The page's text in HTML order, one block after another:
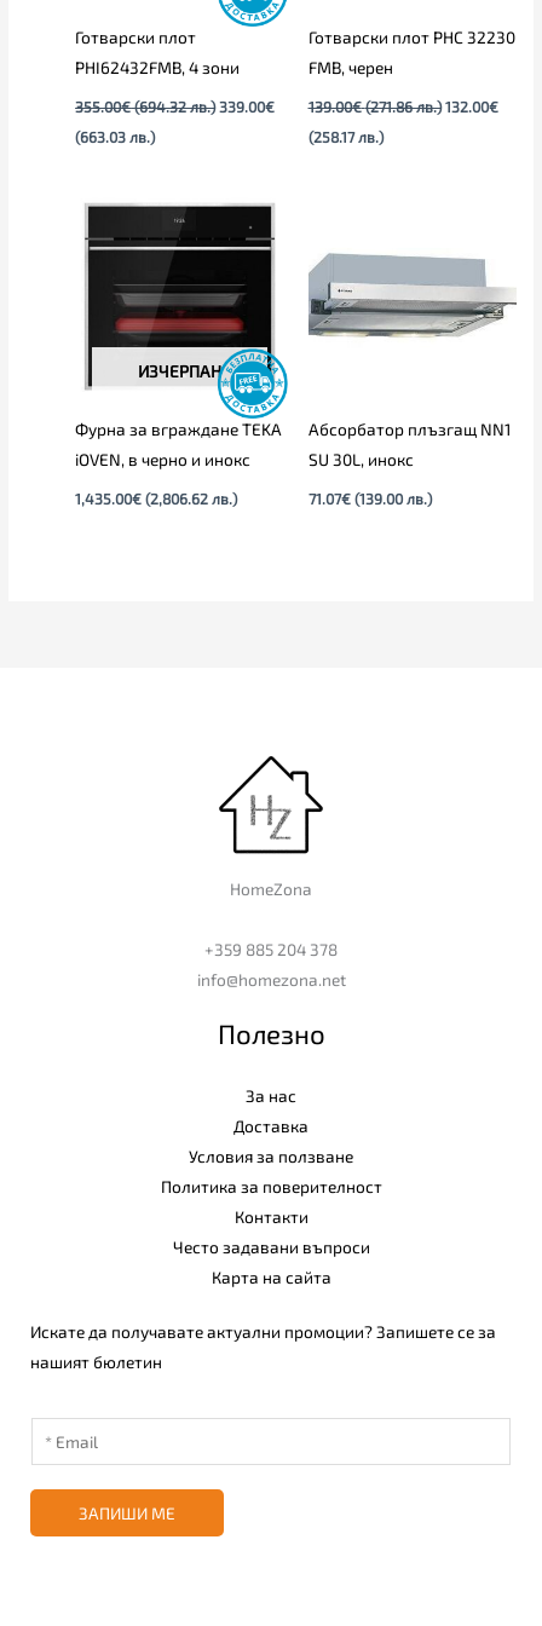
Готварски плот
PHI62432FMB, 4 зони
355.00€ (694.32 лв.) 339.00€
(663.03 лв.)
Готварски плот PHC 32230
FMB, черен
139.00€ (271.86 лв.) 132.00€
(258.17 лв.)
ИЗЧЕРПАН
Фурна за вграждане TEKA
iOVEN, в черно и инокс
1,435.00€ (2,806.62 лв.)
Абсорбатор плъзгащ NN1
SU 30L, инокс
71.07€ (139.00 лв.)
HomeZona
+359 885 204 378
info@homezona.net
Полезно
За нас
Доставка
Условия за ползване
Политика за поверителност
Контакти
Често задавани въпроси
Карта на сайта
Искате да получавате актуални промоции? Запишете се за
нашият бюлетин
ЗАПИШИ МЕ